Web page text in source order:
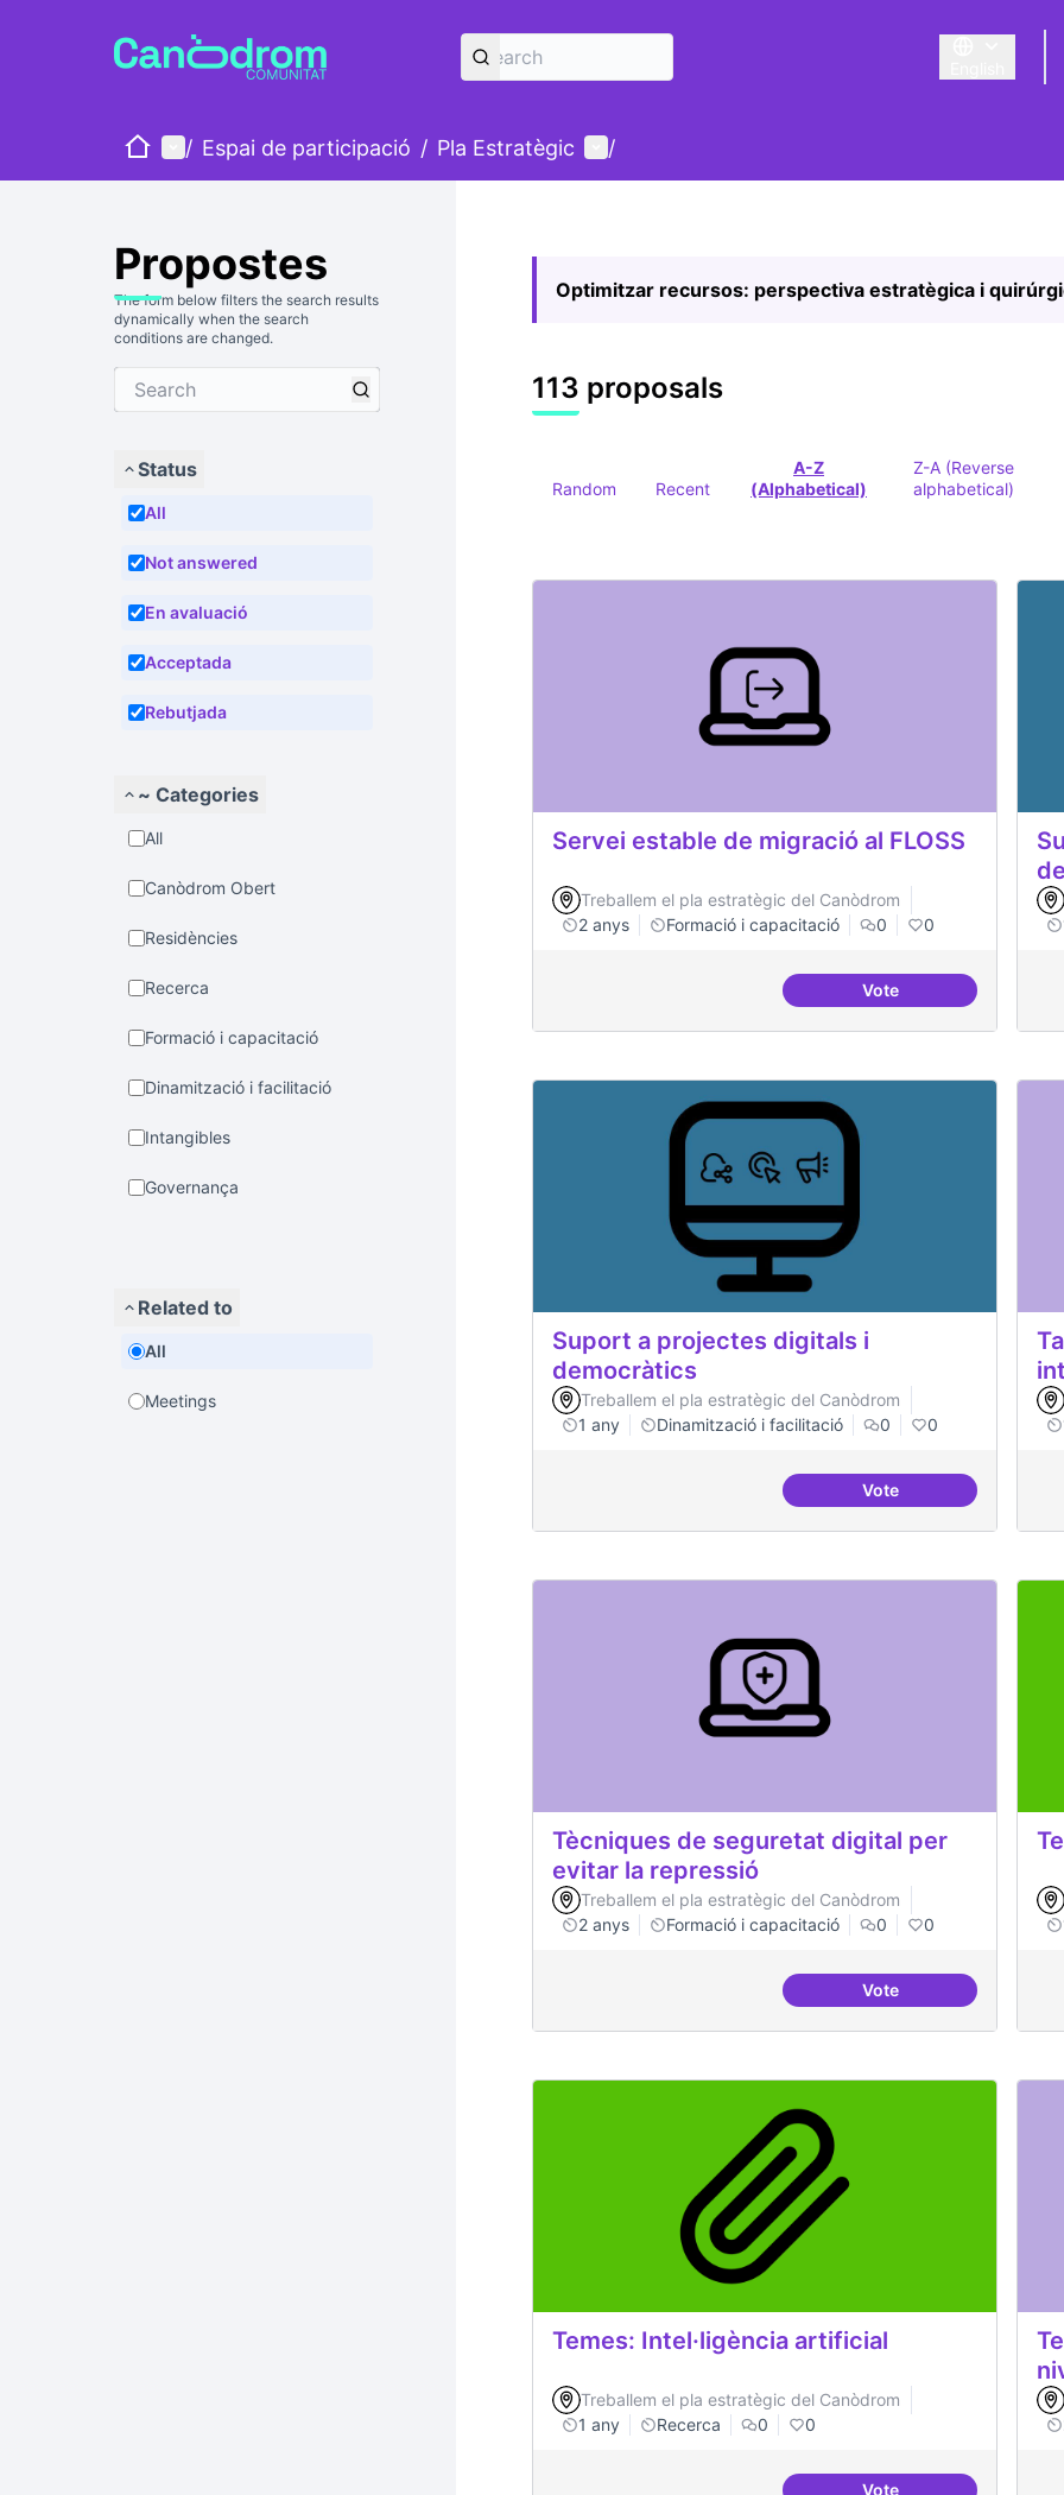
Triar la llengua
HomeMain menu
/ Espai de participació / Pla Estratègic User menu
/
Propostes
The form below filters the search results
dynamically when the search
conditions are changed.
Status
All
Not answered
En avaluació
Acceptada
Rebutjada
~ Categories
All
Canòdrom Obert
Residències
Recerca
Formació i capacitació
Dinamització i facilitació
Intangibles
Governança
Related to
All
Meetings
Optimitzar recursos: perspectiva estratègica i
113 proposals
Random Recent
A-Z
(Alphabetical)
Z-A (Reverse
alphabetical)
Servei estable de migració al FLOSS
Treballem el pla estratègic del Canòdrom
2 anys
Formació i capacitació 0 0
VoteServei estable de
Suport a projectes digitals i
democràtics
Treballem el pla estratègic del Canòdrom
1 any
Dinamització i facilitació 0 0
VoteSuport a projectes
Tècniques de seguretat digital per
evitar la repressió
Treballem el pla estratègic del Canòdrom
2 anys
Formació i capacitació 0 0
VoteTècniques de
Temes: Intel·ligència artificial
Treballem el pla estratègic del Canòdrom
1 any
Recerca 0 0
Vote